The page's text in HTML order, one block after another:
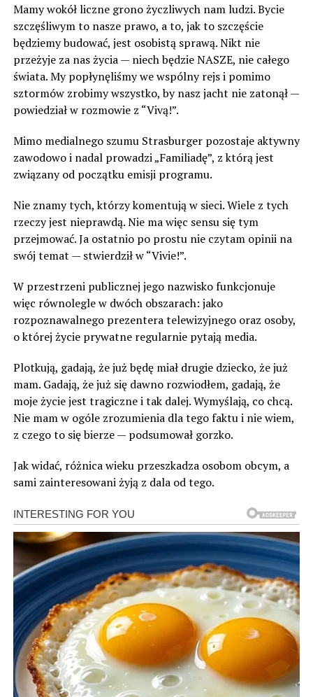
Mamy wokół liczne grono życzliwych nam ludzi. Bycie
szczęśliwym to nasze prawo, a to, jak to szczęście
będziemy budować, jest osobistą sprawą. Nikt nie
przeżyje za nas życia — niech będzie NASZE, nie całego
świata. My popłynęliśmy we wspólny rejs i pomimo
sztormów zrobimy wszystko, by nasz jacht nie zatonął —
powiedział w rozmowie z “Vivą!”.
Mimo medialnego szumu Strasburger pozostaje aktywny
zawodowo i nadal prowadzi „Familiadę”, z którą jest
związany od początku emisji programu.
Nie znamy tych, którzy komentują w sieci. Wiele z tych
rzeczy jest nieprawdą. Nie ma więc sensu się tym
przejmować. Ja ostatnio po prostu nie czytam opinii na
swój temat — stwierdził w “Vivie!”.
W przestrzeni publicznej jego nazwisko funkcjonuje
więc równolegle w dwóch obszarach: jako
rozpoznawalnego prezentera telewizyjnego oraz osoby,
o której życie prywatne regularnie pytają media.
Plotkują, gadają, że już będę miał drugie dziecko, że już
mam. Gadają, że już się dawno rozwiodłem, gadają, że
moje życie jest tragiczne i tak dalej. Wymyślają, co chcą.
Nie mam w ogóle zrozumienia dla tego faktu i nie wiem,
z czego to się bierze — podsumował gorzko.
Jak widać, różnica wieku przeszkadza osobom obcym, a
sami zainteresowani żyją z dala od tego.